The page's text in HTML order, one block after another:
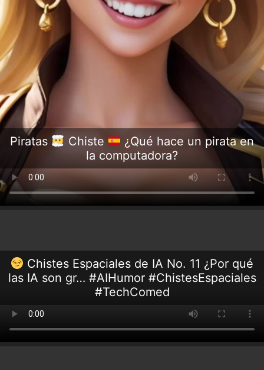
Piratas Chiste
¿Qué hace un pirata en
la computadora?
Chistes Espaciales de IA No. 11 ¿Por qué
las IA son gr… #AIHumor #ChistesEspaciales
#TechComed